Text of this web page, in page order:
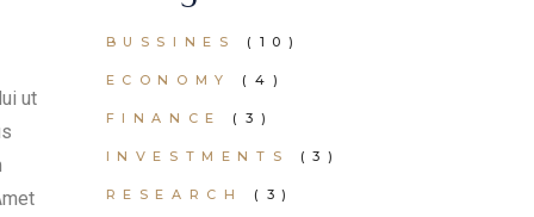
ut
BUSSINES (10)
ECONOMY (4)
FINANCE (3)
INVESTMENTS (3)
RESEARCH (3)